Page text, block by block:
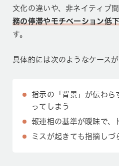
文化の違いや、非ネイティブ
務の停滞やモチベーション低下
す。
具体的には次のようなケース
指示の「背景」が伝わら
ってしまう
報連相の基準が曖昧で、
ミスが起きても指摘しづ